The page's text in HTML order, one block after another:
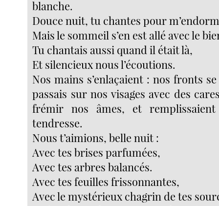
blanche.
Douce nuit, tu chantes pour
Mais le sommeil s’en est allé avec le
Tu chantais aussi quand il était là,
Et silencieux nous l’écoutions.
Nos mains s’enlaçaient : nos fronts
passais sur nos visages avec des
frémir nos âmes, et
tendresse.
Nous t’aimions, belle nuit :
Avec tes brises parfumées,
Avec tes arbres balancés.
Avec tes feuilles frissonnantes,
Avec le mystérieux chagrin de tes